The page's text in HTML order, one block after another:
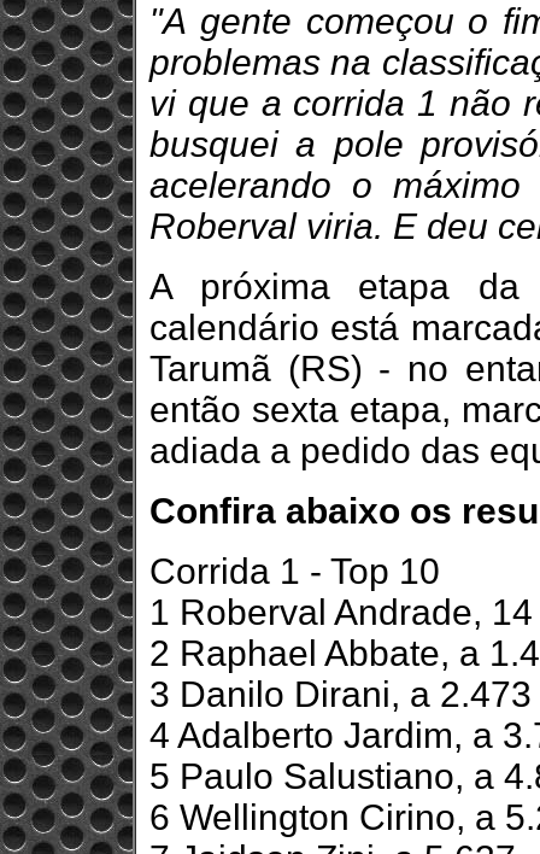
"A gente começou o
problemas na
vi que a corrida 1 não
busquei a pole
acelerando o
Roberval viria. E deu
A próxima etapa da
calendário está
Tarumã (RS) - no
então sexta etapa,
adiada a pedido das
Confira abaixo os
Corrida 1 - Top 10
1 Roberval Andrade,
2 Raphael Abbate, a
3 Danilo Dirani, a 2.473
4 Adalberto Jardim, a
5 Paulo Salustiano, a
6 Wellington Cirino, a